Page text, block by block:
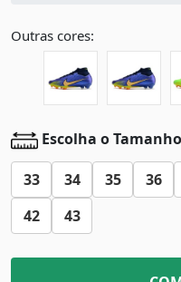
Outras cores:
Escolha o
33 34 35 36
42
43